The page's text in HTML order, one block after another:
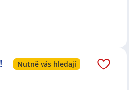
Nutně vás hledají